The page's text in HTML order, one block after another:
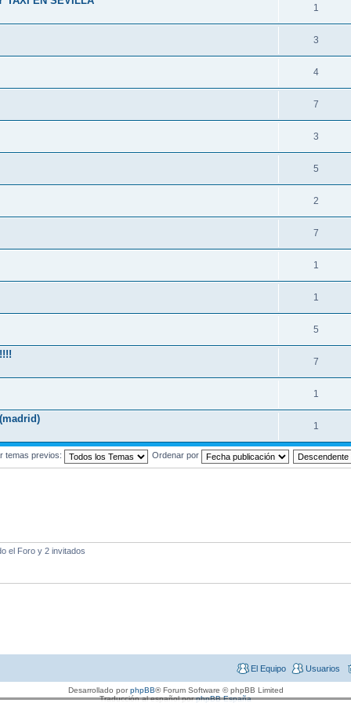
1
3
4
7
3
5
2
7
1
1
5
7
1
1
temas previos: Ordenar por
el Foro y 2 invitados
Usuarios
El Equipo
Desarrollado porphpBB® Forum Software © phpBB Limited
Traducción al español porphpBB España